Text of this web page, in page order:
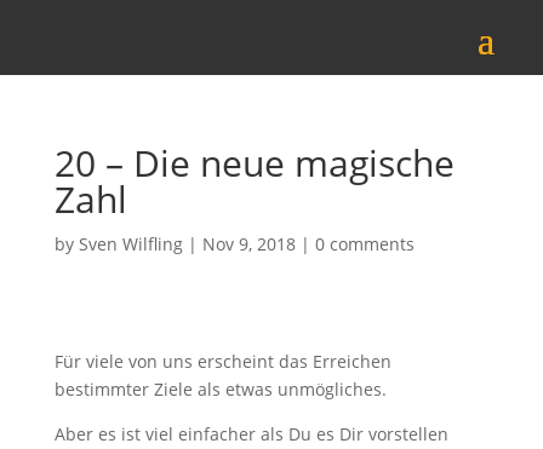
20 – Die neue magische
Zahl
by Sven Wilfling| Nov 9, 2018| 0 comments
Für viele von uns erscheint das Erreichen
bestimmter Ziele als etwas unmögliches.
Aber es ist viel einfacher als Du es Dir vorstellen